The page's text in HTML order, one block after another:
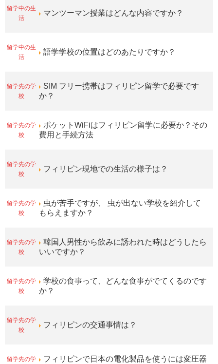
留学中の生
活
マンツーマン授業はどんな内容ですか？
留学中の生
活
語学学校の位置はどのあたりですか？
留学先の学
校
SIM フリー携帯はフィリピン留学で必要です
か？
留学先の学
校
ポケットWiFiはフィリピン留学に必要か？その
費用と手続方法
留学先の学
校
フィリピン現地での生活の様子は？
留学先の学
校
虫が苦手ですが、 虫が出ない学校を紹介して
もらえますか？
留学先の学
校
韓国人男性から飲みに誘われた時はどうしたら
いいですか？
留学先の学
校
学校の食事って、どんな食事がでてくるのです
か？
留学先の学
校
フィリピンの交通事情は？
留学先の学
フィリピンで日本の電化製品を使うには変圧器